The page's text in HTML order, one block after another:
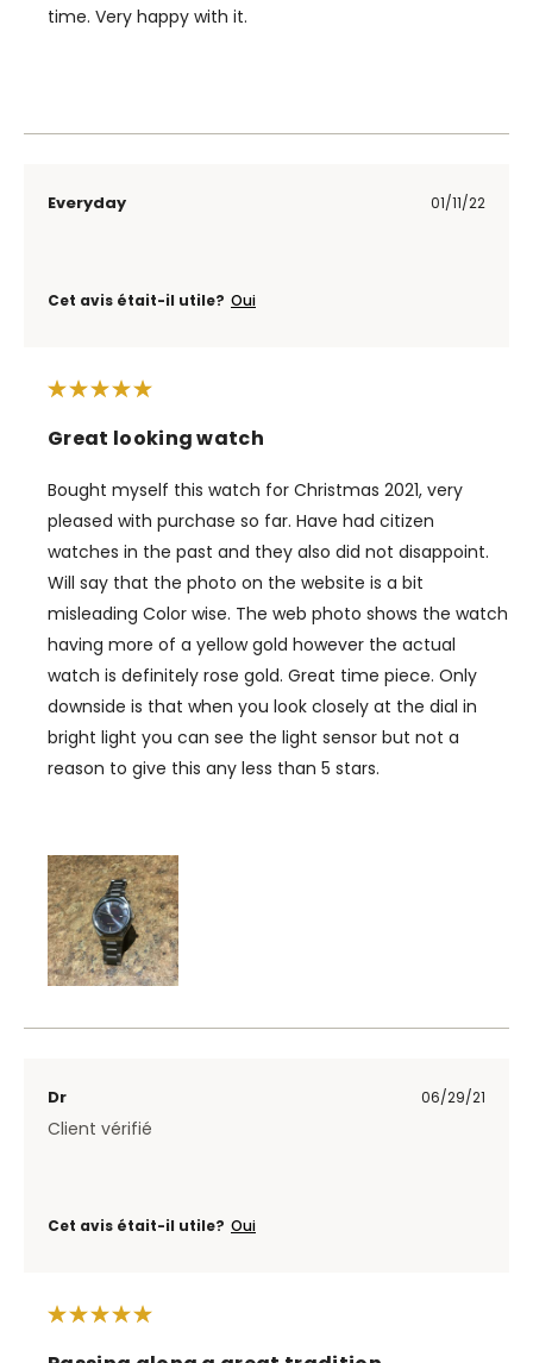
time. Very happy with it.
Everyday 01/11/22
Cet avis était-il utile? Oui
Great looking watch
Bought myself this watch for Christmas 2021, very
pleased with purchase so far. Have had citizen
watches in the past and they also did not disappoint.
Will say that the photo on the website is a bit
misleading Color wise. The web photo shows the watch
having more of a yellow gold however the actual
watch is definitely rose gold. Great time piece. Only
downside is that when you look closely at the dial in
bright light you can see the light sensor but not a
reason to give this any less than 5 stars.
Dr 06/29/21
Client vérifié
Cet avis était-il utile? Oui